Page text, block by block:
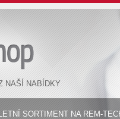
NAŠÍ NABÍDKY
SORTIMENT NA REM-